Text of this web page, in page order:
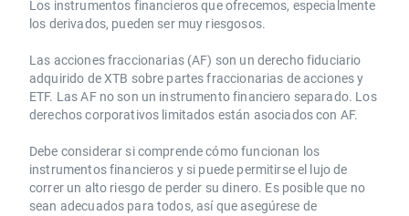
Los instrumentos financieros que ofrecemos, especialmente
los derivados, pueden ser muy riesgosos.
Las acciones fraccionarias (AF) son un derecho fiduciario
adquirido de XTB sobre partes fraccionarias de acciones y
ETF. Las AF no son un instrumento financiero separado. Los
derechos corporativos limitados están asociados con AF.
Debe considerar si comprende cómo funcionan los
instrumentos financieros y si puede permitirse el lujo de
correr un alto riesgo de perder su dinero. Es posible que no
sean adecuados para todos, así que asegúrese de